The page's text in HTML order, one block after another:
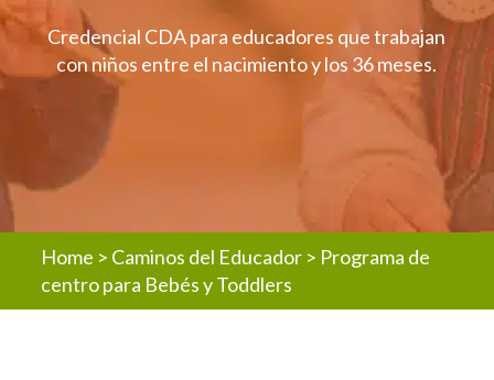
Credencial CDA para educadores que trabajan
con niños entre el nacimiento y los 36 meses.
Home > Caminos del Educador> Programa de
centro para Bebés y Toddlers